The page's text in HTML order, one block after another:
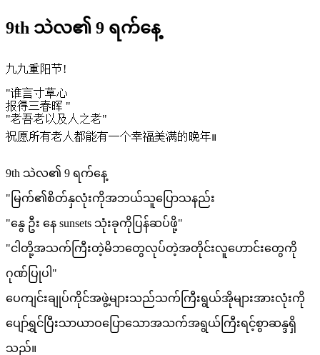
9th သဲလ၏ 9 ရက်နေ့
九九重阳节!
"谁言寸草心
报得三春晖 "
"老吾老以及人之老"
祝愿所有老人都能有一个幸福美满的晚年။
9th သဲလ၏ 9 ရက်နေ့
"မြက်၏စိတ်နှလုံးကိုအဘယ်သူပြောသနည်း
"နွေ ဦး နေ sunsets သုံးခုကိုပြန်ဆပ်ဖို့"
"ငါတို့အသက်ကြီးတဲ့မိဘတွေလုပ်တဲ့အတိုင်းလူဟောင်းတွေကို
ဂုဏ်ပြုပါ"
ပေကျင်းချုပ်ကိုင်အဖွဲ့များသည်သက်ကြီးရွယ်အိုများအားလုံးကို
ပျော်ရွှင်ပြီးသာယာဝပြောသောအသက်အရွယ်ကြီးရင့်စွာဆန္ဒရှိ
သည်။